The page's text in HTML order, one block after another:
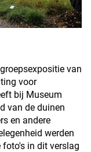
van
voor
bij Museum
van de duinen
en andere
werden
foto's in dit verslag